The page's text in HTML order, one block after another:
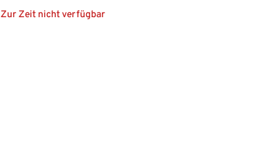
Zur Zeit nicht verfügbar